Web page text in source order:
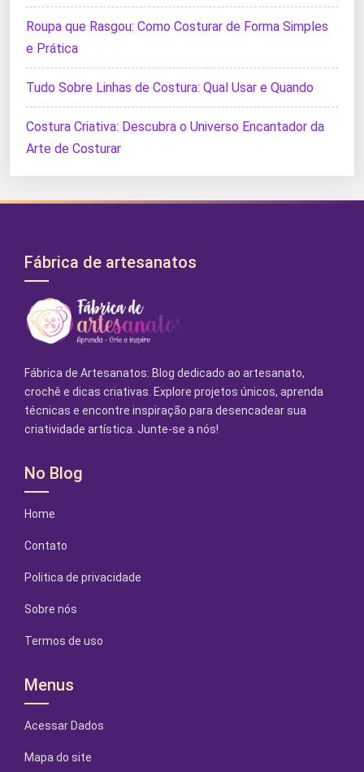
Roupa que Rasgou: Como Costurar de Forma Simples
e Prática
Tudo Sobre Linhas de Costura: Qual Usar e Quando
Costura Criativa: Descubra o Universo Encantador da
Arte de Costurar
Fábrica de artesanatos
Fábrica de Artesanatos: Blog dedicado ao artesanato,
crochê e dicas criativas. Explore projetos únicos, aprenda
técnicas e encontre inspiração para desencadear sua
criatividade artística. Junte-se a nós!
No Blog
Home
Contato
Politica de privacidade
Sobre nós
Termos de uso
Menus
Acessar Dados
Mapa do site